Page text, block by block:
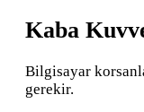
Kaba
Bilgisayar
gerekir.